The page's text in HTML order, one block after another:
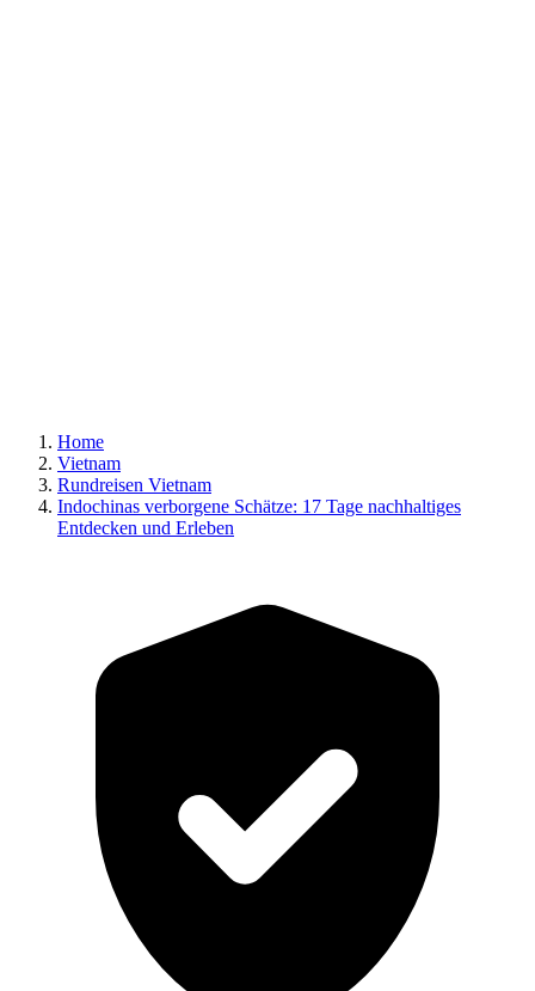
Home
Vietnam
Rundreisen Vietnam
Indochinas verborgene Schätze: 17 Tage nachhaltiges
Entdecken und Erleben